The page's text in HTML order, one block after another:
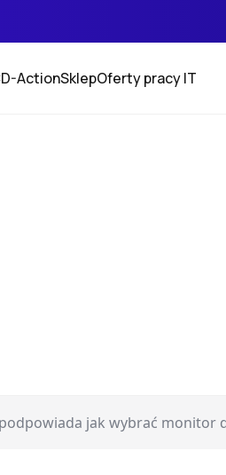
ActionSklepOferty pracy IT
jak wybrać monitor